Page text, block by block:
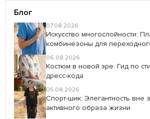
Блог
07.08.2026
Искусство многослойности:
комбинезоны для
06.08.2026
Костюм в новой эре: Гид по
дресс-кода
05.08.2026
Спорт-шик: Элегантность вне
активного образа жизни